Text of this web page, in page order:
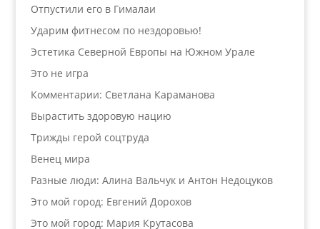
Отпустили его в Гималаи
Ударим фитнесом по нездоровью!
Эстетика Северной Европы на Южном Урале
Это не игра
Комментарии: Светлана Караманова
Вырастить здоровую нацию
Трижды герой соцтруда
Венец мира
Разные люди: Алина Вальчук и Антон Недоцуков
Это мой город: Евгений Дорохов
Это мой город: Мария Крутасова